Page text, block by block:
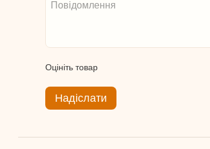
Оцініть товар
Надіслати